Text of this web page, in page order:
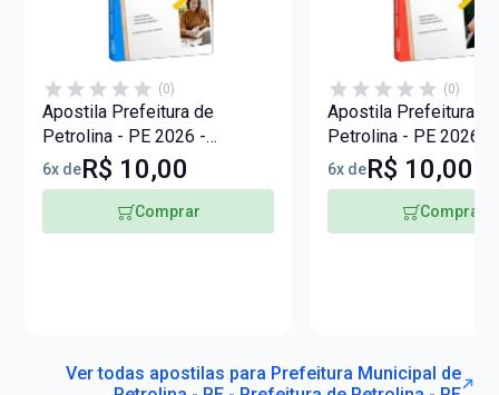
(0)
Apostila Prefeitura de
Petrolina - PE 2026 -
Professor de Anos Finais do
Ensino Fundamental – Língua
Portuguesa
6x deR$ 10,00
Comprar
(0)
Apostila Prefeitura de
Petrolina - PE 2026 -
Professor de Anos
Ensino Fundamental –
Matemática
6x deR$ 10,00
Comprar
Ver todas apostilas para Prefeitura Municipal de